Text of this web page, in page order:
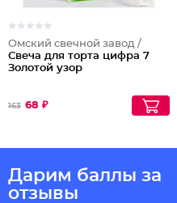
Омский свечной завод /
Свеча для торта цифра 7
Золотой узор
163 68 ₽
Дарим баллы за
отзывы